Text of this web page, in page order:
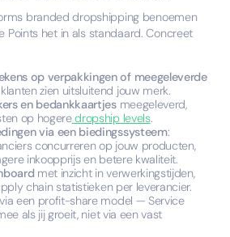
branded dropshipping benoemen
Points het in als standaard. Concreet
op verpakkingen of meegeleverde
zien uitsluitend jouw merk.
en bedankkaartjesmeegeleverd,
op hogeredropship levels.
via een biedingssysteem:
concurreren op jouw producten,
inkoopprijs en betere kwaliteit.
met inzicht in verwerkingstijden,
chain statistieken per leverancier.
een profit-share model — Service
als jij groeit, niet via een vast